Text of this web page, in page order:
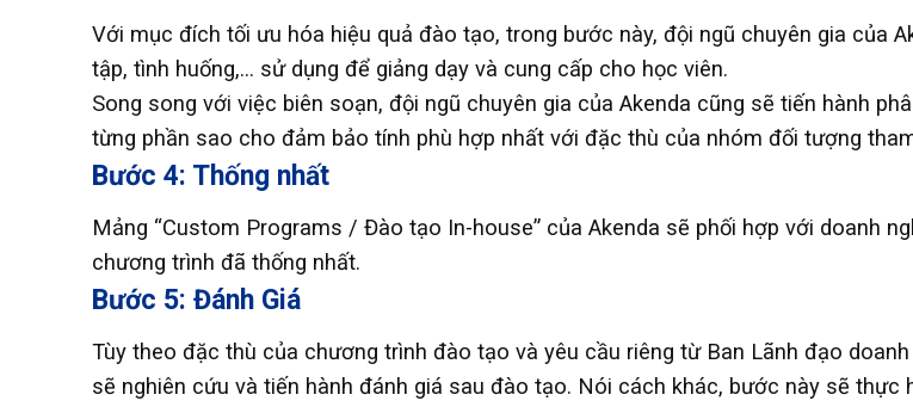
Với mục đích tối ưu hóa hiệu quả đào tạo, trong bước này, đội ngũ chuyên gia của
tập, tình huống,… sử dụng để giảng dạy và cung cấp cho học viên.
Song song với việc biên soạn, đội ngũ chuyên gia của Akenda cũng sẽ tiến hành
từng phần sao cho đảm bảo tính phù hợp nhất với đặc thù của nhóm đối tượng
Bước 4: Thống nhất
Mảng “Custom Programs / Đào tạo In-house” của Akenda sẽ phối hợp với doanh
chương trình đã thống nhất.
Bước 5: Đánh Giá
Tùy theo đặc thù của chương trình đào tạo và yêu cầu riêng từ Ban Lãnh đạo
sẽ nghiên cứu và tiến hành đánh giá sau đào tạo. Nói cách khác, bước này sẽ